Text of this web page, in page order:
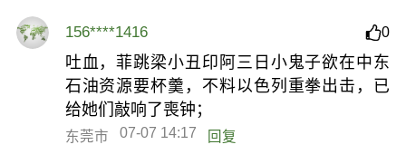
156****1416 0
吐血，菲跳梁小丑印阿三日小鬼子欲在中东
石油资源要杯羹，不料以色列重拳出击，已
给她们敲响了喪钟；
东莞市 07-07 14:17 回复